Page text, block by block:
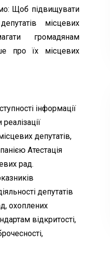
Щоб підвищувати
місцевих
громадянам
про їх місцевих
інформації
депутатів,
Атестація
рад.
депутатів
охоплених
відкритості,